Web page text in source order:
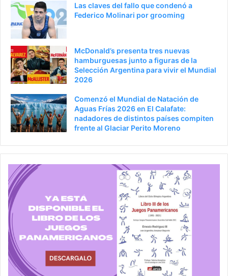
Las claves del fallo que condenó a
Federico Molinari por grooming
McDonald’s presenta tres nuevas
hamburguesas junto a figuras de la
Selección Argentina para vivir el Mundial
2026
Comenzó el Mundial de Natación de
Aguas Frías 2026 en El Calafate:
nadadores de distintos países compiten
frente al Glaciar Perito Moreno